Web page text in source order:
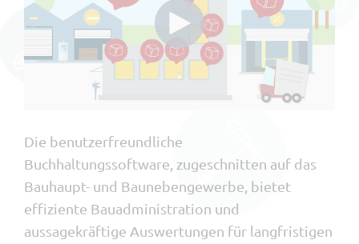
Die benutzerfreundliche
Buchhaltungssoftware, zugeschnitten auf das
Bauhaupt- und Baunebengewerbe, bietet
effiziente Bauadministration und
aussagekräftige Auswertungen für langfristigen